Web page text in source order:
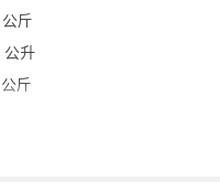
斤
公升
斤